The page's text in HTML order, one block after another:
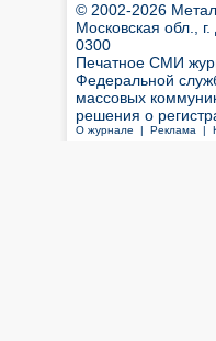
© 2002-2026
Московская обл.,
0300
Печатное СМИ
Федеральной
массовых
решения о
О журнале | Реклама |